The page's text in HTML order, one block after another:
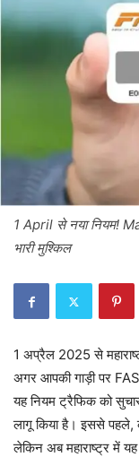
1 April से नया नियम!
भारी मुश्किल
1 अप्रैल 2025 से
अगर आपकी गाड़ी पर
यह नियम ट्रैफिक को
लागू किया है। इससे पहले,
लेकिन अब महाराष्ट्र में यह